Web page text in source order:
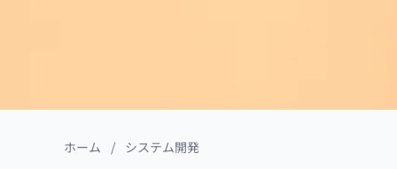
ホーム / システム開発